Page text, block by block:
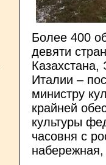
Более 400
девяти
Италии –
министру
крайней
культуры
часовня с